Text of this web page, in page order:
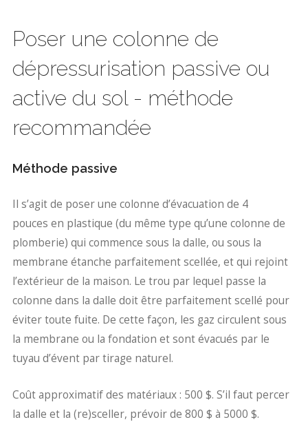
Poser une colonne de
dépressurisation passive ou
active du sol - méthode
recommandée
Méthode passive
Il s’agit de poser une colonne d’évacuation de 4
pouces en plastique (du même type qu’une colonne de
plomberie) qui commence sous la dalle, ou sous la
membrane étanche parfaitement scellée, et qui rejoint
l’extérieur de la maison. Le trou par lequel passe la
colonne dans la dalle doit être parfaitement scellé pour
éviter toute fuite. De cette façon, les gaz circulent sous
la membrane ou la fondation et sont évacués par le
tuyau d’évent par tirage naturel.
Coût approximatif des matériaux : 500 $. S’il faut percer
la dalle et la (re)sceller, prévoir de 800 $ à 5000 $.